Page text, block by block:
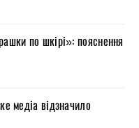
по шкірі»: пояснення
медіа відзначило